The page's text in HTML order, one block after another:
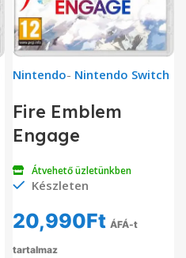
Nintendo- Nintendo Switch
Fire Emblem
Engage
Átvehető üzletünkben
Készleten
20,990Ft ÁFÁ-t
tartalmaz